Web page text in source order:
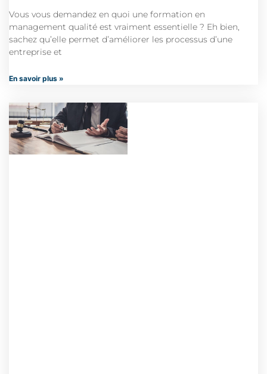
Vous vous demandez en quoi une formation en
management qualité est vraiment essentielle ? Eh bien,
sachez qu’elle permet d’améliorer les processus d’une
entreprise et
En savoir plus »